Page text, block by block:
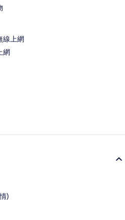
線上網
網
)